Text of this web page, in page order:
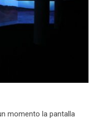
momento la pantalla